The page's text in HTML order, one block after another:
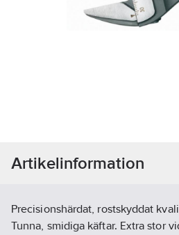
Artikelinformation
Precisionshärdat, rostskyddat
Tunna, smidiga käftar. Extra stor